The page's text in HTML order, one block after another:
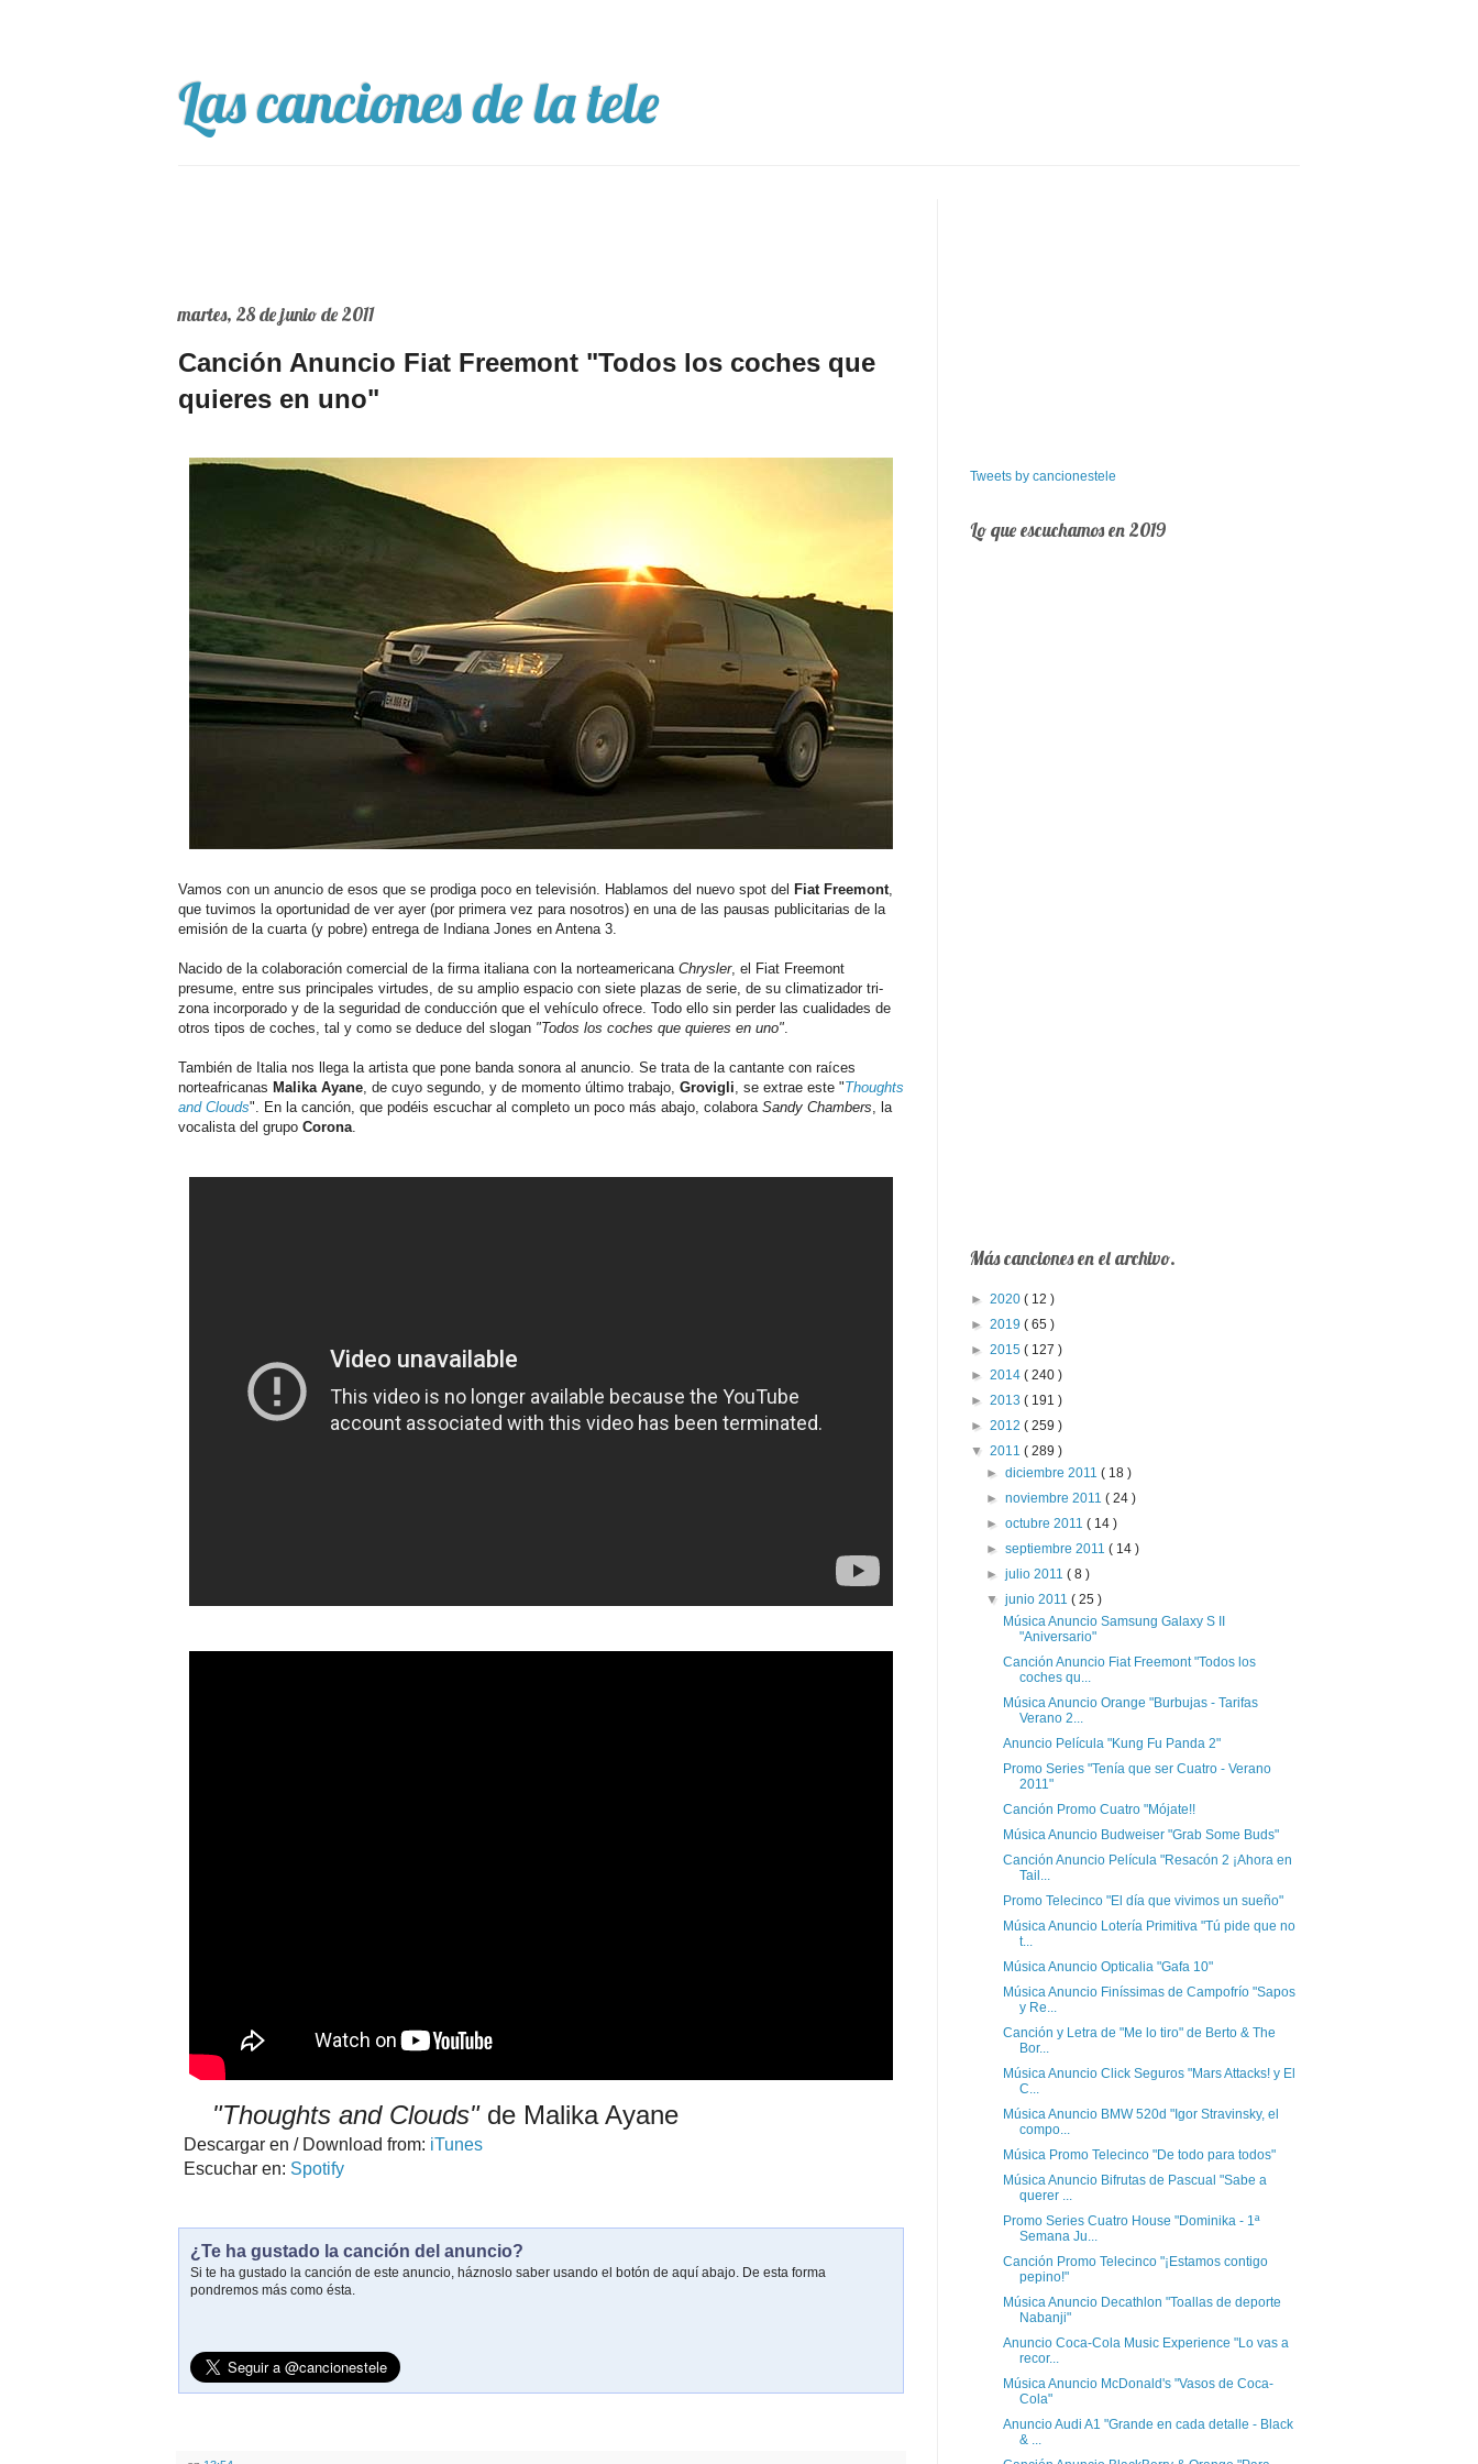
Las canciones de la tele
martes, 28 de junio de 2011
Canción Anuncio Fiat Freemont "Todos los coches que
quieres en uno"
Vamos con un anuncio de esos que se prodiga poco en televisión. Hablamos del nuevo spot del Fiat Freemont,
que tuvimos la oportunidad de ver ayer (por primera vez para nosotros) en una de las pausas publicitarias de la
emisión de la cuarta (y pobre) entrega de Indiana Jones en Antena 3.
Nacido de la colaboración comercial de la firma italiana con la norteamericana Chrysler, el Fiat Freemont
presume, entre sus principales virtudes, de su amplio espacio con siete plazas de serie, de su climatizador tri-
zona incorporado y de la seguridad de conducción que el vehículo ofrece. Todo ello sin perder las cualidades de
otros tipos de coches, tal y como se deduce del slogan "Todos los coches que quieres en uno".
También de Italia nos llega la artista que pone banda sonora al anuncio. Se trata de la cantante con raíces
norteafricanas Malika Ayane, de cuyo segundo, y de momento último trabajo, Grovigli, se extrae este "Thoughts
and Clouds". En la canción, que podéis escuchar al completo un poco más abajo, colabora Sandy Chambers, la
vocalista del grupo Corona.
"Thoughts and Clouds"de Malika Ayane
Descargar en / Download from: iTunes
Escuchar en: Spotify
¿Te ha gustado la canción del anuncio?
Si te ha gustado la canción de este anuncio, háznoslo saber usando el botón de aquí abajo. De esta forma
pondremos más como ésta.
Tweets by cancionestele
Lo que escuchamos en 2019
Más canciones en el archivo.
► 2020 ( 12 )
► 2019 ( 65 )
► 2015 ( 127 )
► 2014 ( 240 )
► 2013 ( 191 )
► 2012 ( 259 )
▼ 2011 ( 289 )
►diciembre 2011( 18 )
►noviembre 2011( 24 )
►octubre 2011( 14 )
►septiembre 2011( 14 )
►julio 2011( 8 )
▼junio 2011( 25 )
Música Anuncio Samsung Galaxy S II
"Aniversario"
Canción Anuncio Fiat Freemont "Todos los
coches qu...
Música Anuncio Orange "Burbujas - Tarifas
Verano 2...
Anuncio Película "Kung Fu Panda 2"
Promo Series "Tenía que ser Cuatro - Verano
2011"
Canción Promo Cuatro "Mójate!!
Música Anuncio Budweiser "Grab Some Buds"
Canción Anuncio Película "Resacón 2 ¡Ahora en
Tail...
Promo Telecinco "El día que vivimos un sueño"
Música Anuncio Lotería Primitiva "Tú pide que no
t...
Música Anuncio Opticalia "Gafa 10"
Música Anuncio Finíssimas de Campofrío "Sapos
y Re...
Canción y Letra de "Me lo tiro" de Berto & The
Bor...
Música Anuncio Click Seguros "Mars Attacks! y El
C...
Música Anuncio BMW 520d "Igor Stravinsky, el
compo...
Música Promo Telecinco "De todo para todos"
Música Anuncio Bifrutas de Pascual "Sabe a
querer ...
Promo Series Cuatro House "Dominika - 1ª
Semana Ju...
Canción Promo Telecinco "¡Estamos contigo
pepino!"
Música Anuncio Decathlon "Toallas de deporte
Nabanji"
Anuncio Coca-Cola Music Experience "Lo vas a
recor...
Música Anuncio McDonald's "Vasos de Coca-
Cola"
Anuncio Audi A1 "Grande en cada detalle - Black
& ...